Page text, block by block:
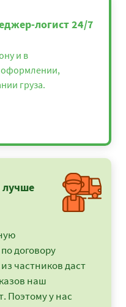
логист 24/7
и в
оформлении,
груза.
лучше
договору
частников даст
наш
Поэтому у нас